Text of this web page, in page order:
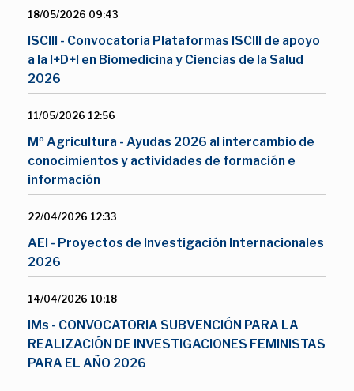
18/05/2026 09:43
ISCIII - Convocatoria Plataformas ISCIII de apoyo
a la I+D+I en Biomedicina y Ciencias de la Salud
2026
11/05/2026 12:56
Mº Agricultura - Ayudas 2026 al intercambio de
conocimientos y actividades de formación e
información
22/04/2026 12:33
AEI - Proyectos de Investigación Internacionales
2026
14/04/2026 10:18
IMs - CONVOCATORIA SUBVENCIÓN PARA LA
REALIZACIÓN DE INVESTIGACIONES FEMINISTAS
PARA EL AÑO 2026